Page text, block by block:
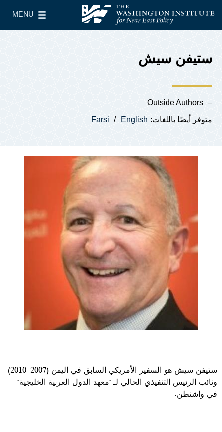
معهد واشنطن لسياسات الشرق الأدنى
MENU
Main Menu
ستيفن سيش
Outside Authors
متوفر أيضًا باللغات: English
Farsi
ستيفن سيش هو السفير الأمريكي السابق في اليمن (2007-2010)
ونائب الرئيس التنفيذي الحالي لـ "معهد الدول العربية الخليجية"
في واشنطن.